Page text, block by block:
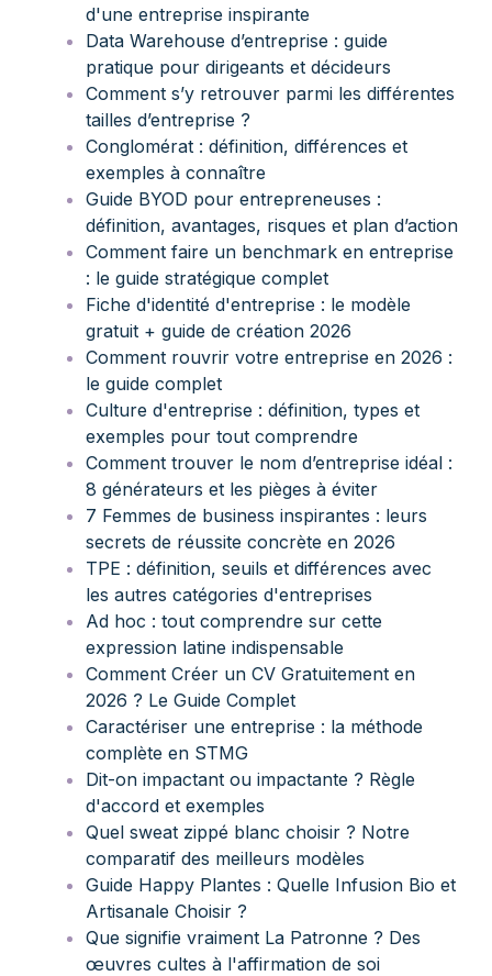
d'une entreprise inspirante
Data Warehouse d’entreprise : guide
pratique pour dirigeants et décideurs
Comment s’y retrouver parmi les différentes
tailles d’entreprise ?
Conglomérat : définition, différences et
exemples à connaître
Guide BYOD pour entrepreneuses :
définition, avantages, risques et plan d’action
Comment faire un benchmark en entreprise
: le guide stratégique complet
Fiche d'identité d'entreprise : le modèle
gratuit + guide de création 2026
Comment rouvrir votre entreprise en 2026 :
le guide complet
Culture d'entreprise : définition, types et
exemples pour tout comprendre
Comment trouver le nom d’entreprise idéal :
8 générateurs et les pièges à éviter
7 Femmes de business inspirantes : leurs
secrets de réussite concrète en 2026
TPE : définition, seuils et différences avec
les autres catégories d'entreprises
Ad hoc : tout comprendre sur cette
expression latine indispensable
Comment Créer un CV Gratuitement en
2026 ? Le Guide Complet
Caractériser une entreprise : la méthode
complète en STMG
Dit-on impactant ou impactante ? Règle
d'accord et exemples
Quel sweat zippé blanc choisir ? Notre
comparatif des meilleurs modèles
Guide Happy Plantes : Quelle Infusion Bio et
Artisanale Choisir ?
Que signifie vraiment La Patronne ? Des
œuvres cultes à l'affirmation de soi